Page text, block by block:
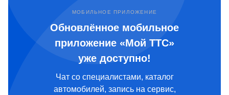
МОБИЛЬНОЕ ПРИЛОЖЕНИЕ
Обновлённое мобильное
приложение «Мой ТТС»
уже доступно!
Чат со специалистами, каталог
автомобилей, запись на сервис,